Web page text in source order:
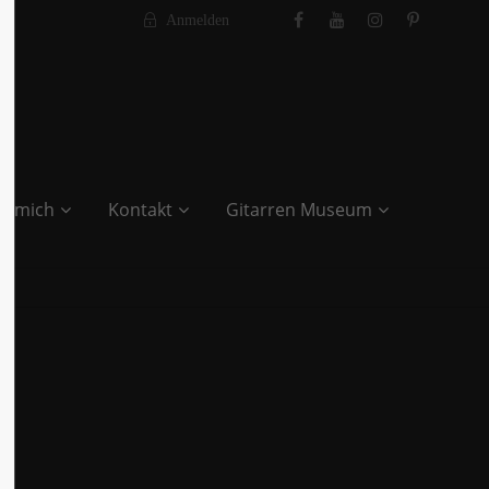
Anmelden
mich Kontakt Gitarren Museum